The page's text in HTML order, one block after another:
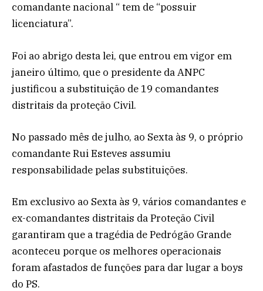
comandante nacional “ tem de “possuir
licenciatura”.
Foi ao abrigo desta lei, que entrou em vigor em
janeiro último, que o presidente da ANPC
justificou a substituição de 19 comandantes
distritais da proteção Civil.
No passado mês de julho, ao Sexta às 9, o próprio
comandante Rui Esteves assumiu
responsabilidade pelas substituições.
Em exclusivo ao Sexta às 9, vários comandantes e
ex-comandantes distritais da Proteção Civil
garantiram que a tragédia de Pedrógão Grande
aconteceu porque os melhores operacionais
foram afastados de funções para dar lugar a boys
do PS.